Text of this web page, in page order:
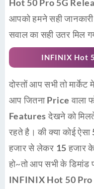
Hot 50 Pro 5G
आपको हमने सही
सवाल का सही उतर मिल
INFINIX Hot
दोस्तों आप सभी तो
आप जितनाPrice वाला
Featuresदेखने को
रहते है। की क्या कोई ऐसा
हजारसे लेकर 15 हजार
हो~तो आप सभी के डिमांड
INFINIX Hot 50